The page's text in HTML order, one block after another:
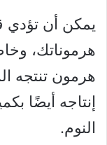
يمكن أن تؤدي
هرموناتك،
هرمون تنتجه
إنتاجه أيضًا
النوم.